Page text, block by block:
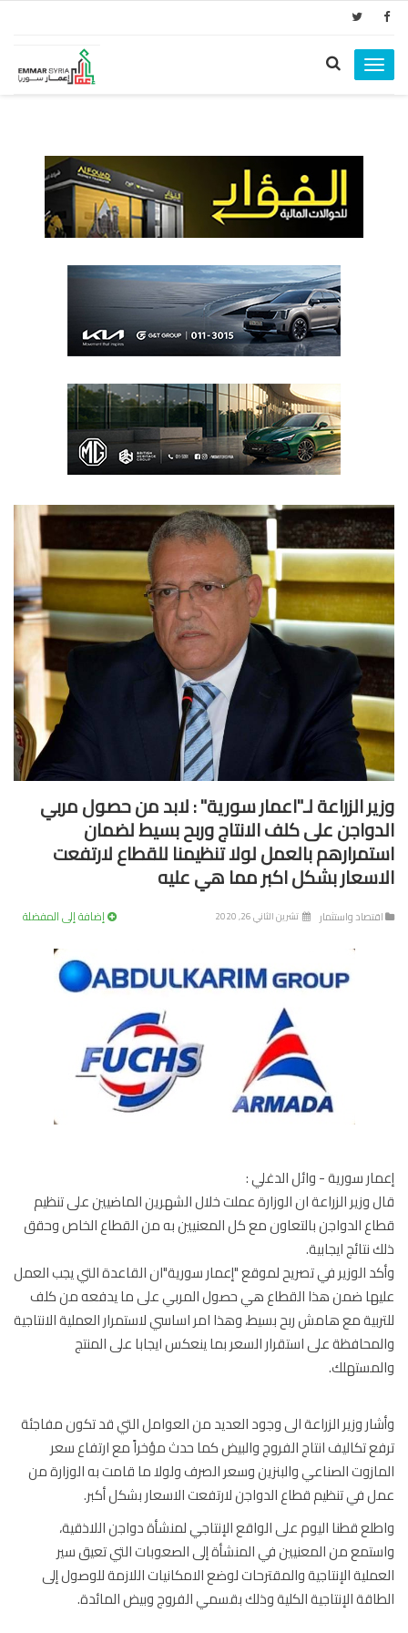
Toggle
navigation
الزراعة لـ"اعمار سورية" : لابد من حصول مربي
على كلف الانتاج وربح بسيط لضمان
بالعمل لولا تنظيمنا للقطاع لارتفعت
بشكل اكبر مما هي عليه
واستثمار تشرين الثاني 26, 2020 إضافة إلى المفضلة
سورية - وائل الدغلي :
وزير الزراعة ان الوزارة عملت خلال الشهرين الماضيين على تنظيم
الدواجن بالتعاون مع كل المعنيين به من القطاع الخاص وحقق
نتائج ايجابية.
الوزير في تصريح لموقع "إعمار سورية"ان القاعدة التي يجب العمل
ضمن هذا القطاع هي حصول المربي على ما يدفعه من كلف
مع هامش ربح بسيط، وهذا امر اساسي لاستمرار العملية الانتاجية
على استقرار السعر بما ينعكس ايجابا على المنتج
وزير الزراعة الى وجود العديد من العوامل التي قد تكون مفاجئة
تكاليف انتاج الفروج والبيض كما حدث مؤخراً مع ارتفاع سعر
الصناعي والبنزين وسعر الصرف ولولا ما قامت به الوزارة من
في تنظيم قطاع الدواجن لارتفعت الاسعار بشكل أكبر.
قطنا اليوم على الواقع الإنتاجي لمنشأة دواجن اللاذقية،
من المعنيين في المنشأة إلى الصعوبات التي تعيق سير
الإنتاجية والمقترحات لوضع الامكانيات اللازمة للوصول إلى
الإنتاجية الكلية وذلك بقسمي الفروج وبيض المائدة.